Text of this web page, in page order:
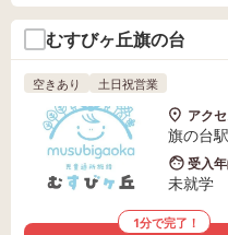
むすびヶ丘旗の台
空きあり 土日祝営業
アク
旗の台
受入
未就学
1分で完了！